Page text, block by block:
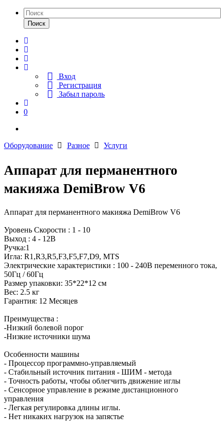
Поиск
Вход
Регистрация
Забыл пароль
0
Оборудование Разное Услуги
Аппарат для перманентного
макияжа DemiBrow V6
Аппарат для перманентного макияжа DemiBrow V6
Уровень Скорости : 1 - 10
Выход : 4 - 12В
Ручка:1
Игла: R1,R3,R5,F3,F5,F7,D9, MTS
Электрические характеристики : 100 - 240В переменного тока,
50Гц / 60Гц
Размер упаковки: 35*22*12 см
Вес: 2.5 кг
Гарантия: 12 Месяцев
Преимущества :
-Низкий болевой порог
-Низкие источники шума
Особенности машины
- Процессор программно-управляемый
- Стабильный источник питания - ШИМ - метода
- Точность работы, чтобы облегчить движение иглы
- Сенсорное управление в режиме дистанционного
управления
- Легкая регулировка длины иглы.
- Нет никаких нагрузок на запястье